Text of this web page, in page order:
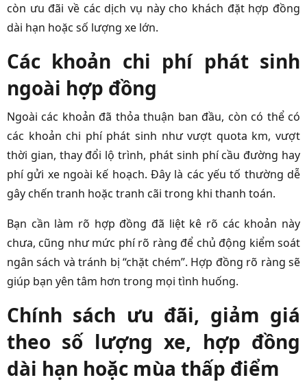
còn ưu đãi về các dịch vụ này cho khách đặt hợp đồng
dài hạn hoặc số lượng xe lớn.
Các khoản chi phí phát sinh
ngoài hợp đồng
Ngoài các khoản đã thỏa thuận ban đầu, còn có thể có
các khoản chi phí phát sinh như vượt quota km, vượt
thời gian, thay đổi lộ trình, phát sinh phí cầu đường hay
phí gửi xe ngoài kế hoạch. Đây là các yếu tố thường dễ
gây chến tranh hoặc tranh cãi trong khi thanh toán.
Bạn cần làm rõ hợp đồng đã liệt kê rõ các khoản này
chưa, cũng như mức phí rõ ràng để chủ động kiểm soát
ngân sách và tránh bị “chặt chém”. Hợp đồng rõ ràng sẽ
giúp bạn yên tâm hơn trong mọi tình huống.
Chính sách ưu đãi, giảm giá
theo số lượng xe, hợp đồng
dài hạn hoặc mùa thấp điểm